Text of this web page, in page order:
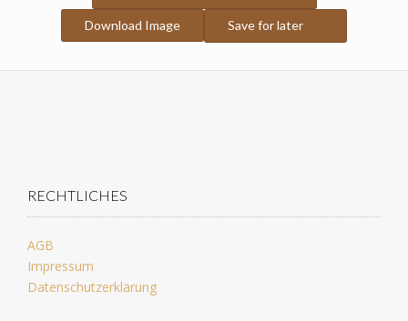
Download Image Save for later
RECHTLICHES
AGB
Impressum
Datenschutzerklärung